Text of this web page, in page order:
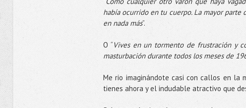
había ocurrido en tu cuerpo. La mayor parte
en nada más”.
O “Vives en un tormento de frustración y
masturbación durante todos los meses de
Me rio imaginándote casi con callos en la
tienes ahora y el indudable atractivo que